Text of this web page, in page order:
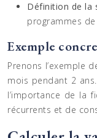
Définition de la
programmes
Exemple
Prenons l’exemple
mois pendant 2
l’importance de la
récurrents et de